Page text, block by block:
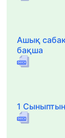
Ашық
бақша
1